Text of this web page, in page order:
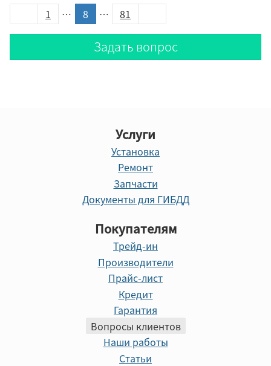
1 … 8 … 81
Задать вопрос
Услуги
Установка
Ремонт
Запчасти
Документы для ГИБДД
Покупателям
Трейд-ин
Производители
Прайс-лист
Кредит
Гарантия
Вопросы клиентов
Наши работы
Статьи